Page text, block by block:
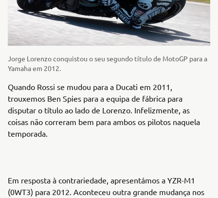
Jorge Lorenzo conquistou o seu segundo título de MotoGP para a
Yamaha em 2012.
Quando Rossi se mudou para a Ducati em 2011,
trouxemos Ben Spies para a equipa de fábrica para
disputar o título ao lado de Lorenzo. Infelizmente, as
coisas não correram bem para ambos os pilotos naquela
temporada.
Em resposta à contrariedade, apresentámos a YZR-M1
(0WT3) para 2012. Aconteceu outra grande mudança nos